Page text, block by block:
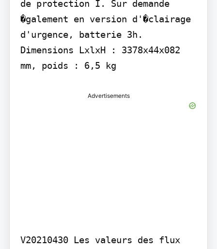
de protection I. Sur demande
�galement en version d'�clairage
d'urgence, batterie 3h.
Dimensions LxlxH : 3378x44x082
mm, poids : 6,5 kg
Advertisements
V20210430 Les valeurs des flux